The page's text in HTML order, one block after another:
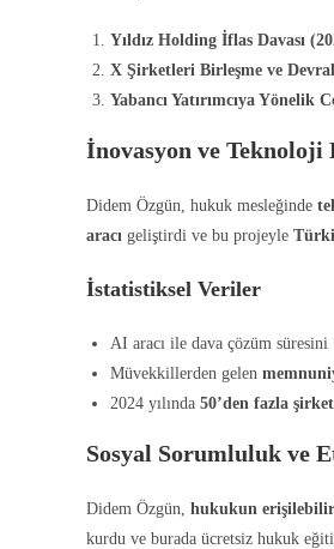
Yıldız Holding İflas Davası
X Şirketleri Birleşme ve
Yabancı Yatırımcıya Yönelik
İnovasyon ve Teknoloji
Didem Özgün, hukuk mesleğinde
aracı geliştirdi ve bu projeyle
İstatistiksel Veriler
AI aracı ile dava çözüm süresini
Müvekkillerden gelen
2024 yılında 50’den fazla şirket
Sosyal Sorumluluk ve
Didem Özgün, hukukun
kurdu ve burada ücretsiz hukuk